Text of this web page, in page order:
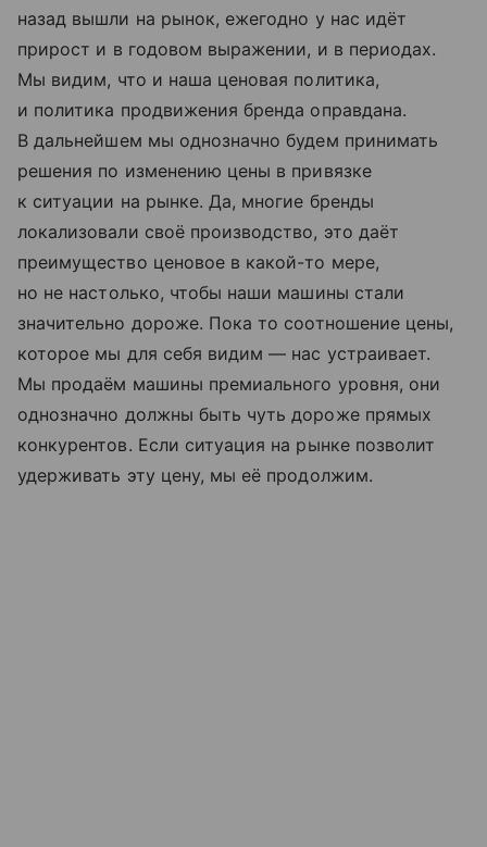
назад вышли на рынок, ежегодно у нас идёт
прирост и в годовом выражении, и в периодах.
Мы видим, что и наша ценовая политика,
и политика продвижения бренда оправдана.
В дальнейшем мы однозначно будем принимать
решения по изменению цены в привязке
к ситуации на рынке. Да, многие бренды
локализовали своё производство, это даёт
преимущество ценовое в какой-то мере,
но не настолько, чтобы наши машины стали
значительно дороже. Пока то соотношение цены,
которое мы для себя видим — нас устраивает.
Мы продаём машины премиального уровня, они
однозначно должны быть чуть дороже прямых
конкурентов. Если ситуация на рынке позволит
удерживать эту цену, мы её продолжим.